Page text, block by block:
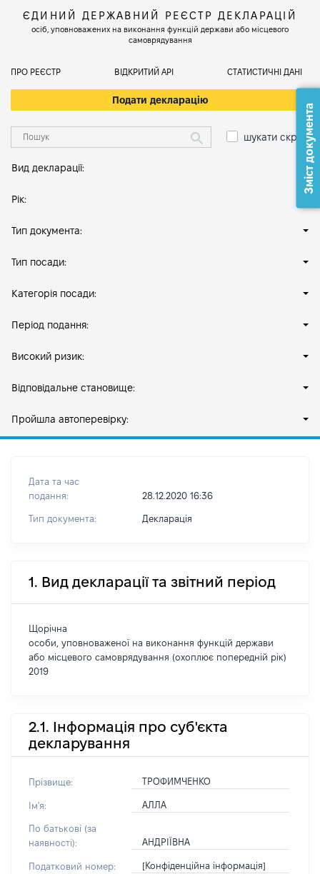
ЄДИНИЙ ДЕРЖАВНИЙ РЕЄСТР ДЕКЛАРАЦІЙ
осіб, уповноважених на виконання функцій держави або місцевого
самоврядування
ПРО РЕЄСТР ВІДКРИТИЙ АРІ СТАТИСТИЧНІ ДАНІ
Подати декларацію
шукати скрізь
Вид декларації:
Рік:
Тип документа:
Тип посади:
Категорія посади:
Період подання:
Високий ризик:
Відповідальне становище:
Пройшла автоперевірку:
Дата та час
подання:
28.12.2020 16:36
Тип документа: Декларація
1. Вид декларації та звітний період
Щорічна
особи, уповноваженої на виконання функцій держави
або місцевого самоврядування (охоплює попередній рік)
2019
2.1. Інформація про суб'єкта
декларування
Прізвище: ТРОФИМЧЕНКО
Ім'я: АЛЛА
По батькові (за
наявності):
АНДРІЇВНА
Податковий номер: [Конфіденційна інформація]
Зміст документа